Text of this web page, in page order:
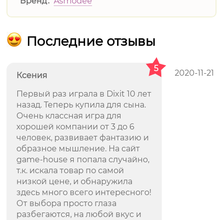
Последние отзывы
Ксения 2020-11-21
5
Первый раз играла в Dixit 10 лет
назад. Теперь купила для сына.
Очень классная игра для
хорошей компании от 3 до 6
человек, развивает фантазию и
образное мышление. На сайт
game-house я попала случайно,
т.к. искала товар по самой
низкой цене, и обнаружила
здесь много всего интересного!
От выбора просто глаза
разбегаются, на любой вкус и